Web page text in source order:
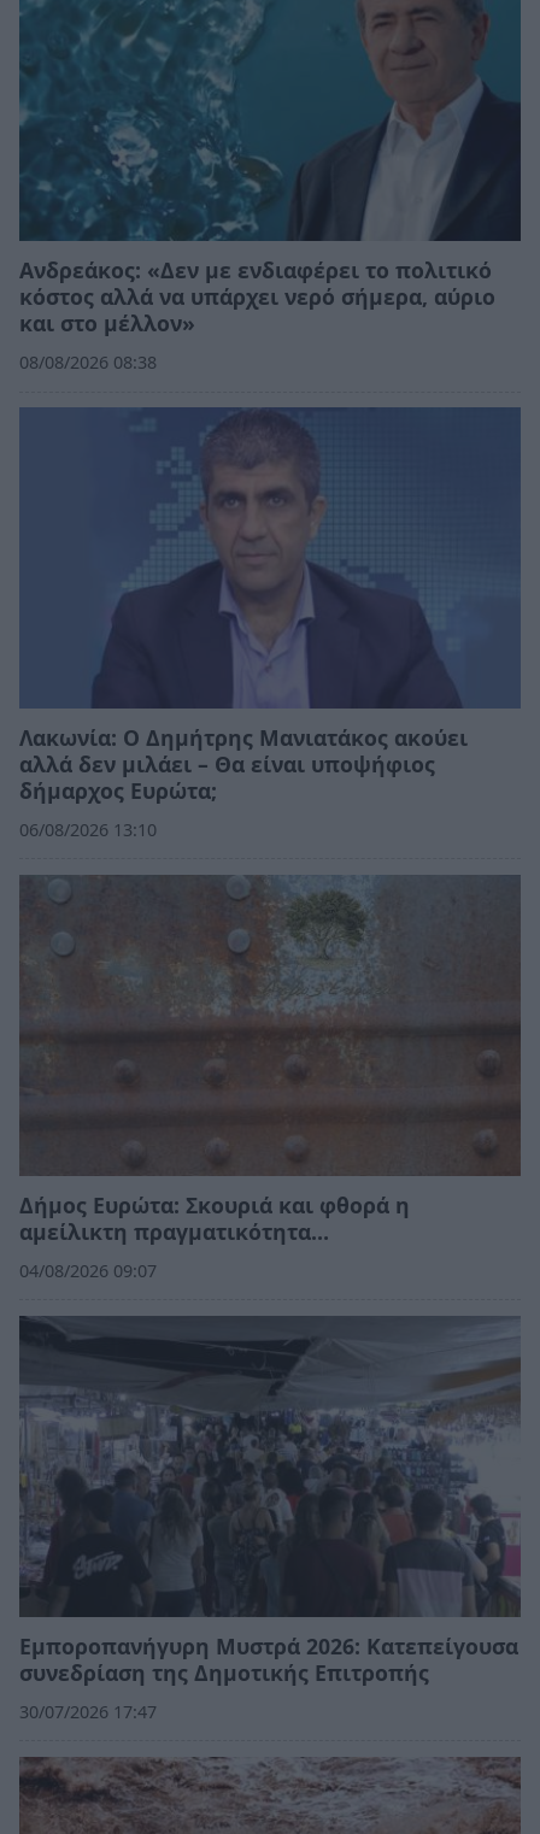
Ανδρεάκος: «Δεν με ενδιαφέρει το πολιτικό
κόστος αλλά να υπάρχει νερό σήμερα, αύριο
και στο μέλλον»
08/08/2026 08:38
Λακωνία: Ο Δημήτρης Μανιατάκος ακούει
αλλά δεν μιλάει – Θα είναι υποψήφιος
δήμαρχος Ευρώτα;
06/08/2026 13:10
Δήμος Ευρώτα: Σκουριά και φθορά η
αμείλικτη πραγματικότητα…
04/08/2026 09:07
Εμποροπανήγυρη Μυστρά 2026: Κατεπείγουσα
συνεδρίαση της Δημοτικής Επιτροπής
30/07/2026 17:47